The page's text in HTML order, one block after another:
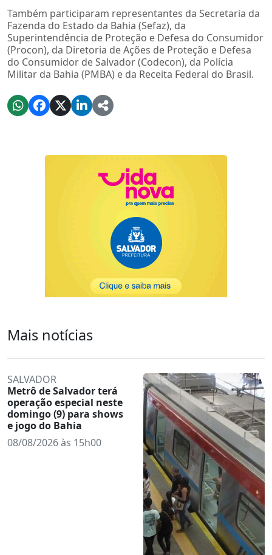
Também participaram representantes da Secretaria da
Fazenda do Estado da Bahia (Sefaz), da
Superintendência de Proteção e Defesa do Consumidor
(Procon), da Diretoria de Ações de Proteção e Defesa
do Consumidor de Salvador (Codecon), da Polícia
Militar da Bahia (PMBA) e da Receita Federal do Brasil.
Mais notícias
SALVADOR
Metrô de Salvador terá
operação especial neste
domingo (9) para shows
e jogo do Bahia
08/08/2026 às 15h00